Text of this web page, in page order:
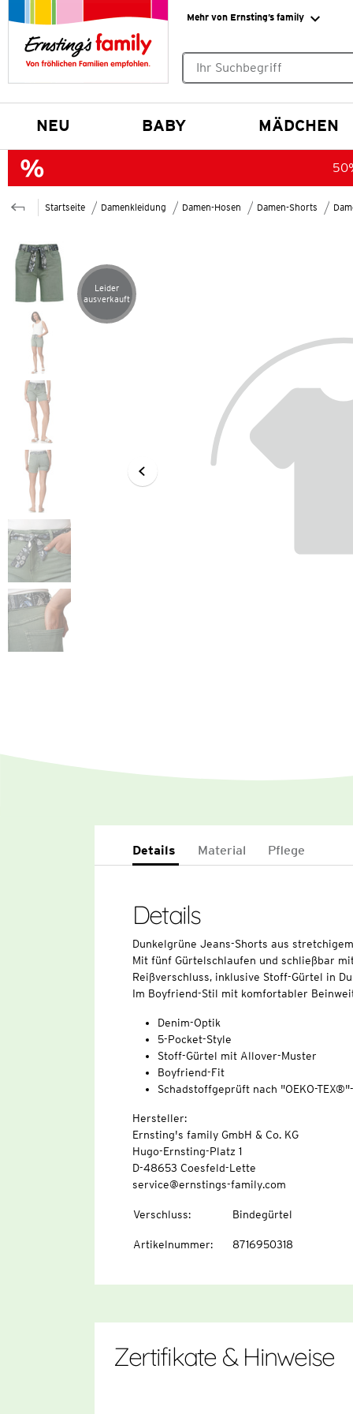
Mehr von Ernsting’s family
NEU BABY MÄDCHEN
Startseite Damenkleidung Damen-Hosen Damen-Shorts
Artikel leider ausverkauft
Leider
ausverkauft
Details Material Pflege
Details
Dunkelgrüne Jeans-Shorts aus
Mit fünf Gürtelschlaufen und schließbar
Reißverschluss, inklusive Stoff-Gürtel in
Im Boyfriend-Stil mit komfortabler
Denim-Optik
5-Pocket-Style
Stoff-Gürtel mit Allover-Muster
Boyfriend-Fit
Schadstoffgeprüft nach "OEKO-
Hersteller:
Ernsting's family GmbH & Co. KG
Hugo-Ernsting-Platz 1
D-48653 Coesfeld-Lette
service@ernstings-family.com
Verschluss: Bindegürtel
Artikelnummer: 8716950318
Zertifikate & Hinweise